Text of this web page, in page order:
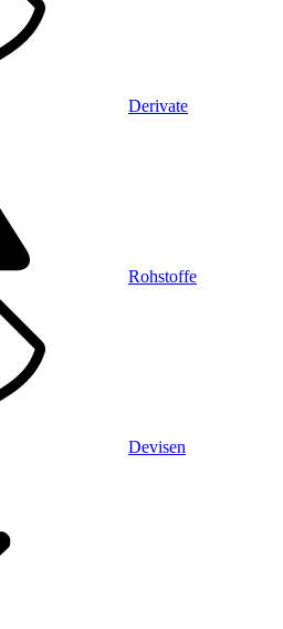
Derivate
Rohstoffe
Devisen